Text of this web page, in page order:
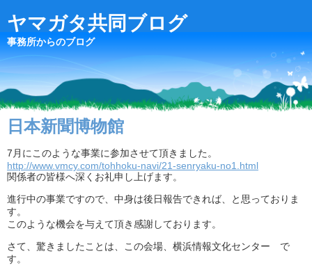
ヤマガタ共同ブログ
事務所からのブログ
日本新聞博物館
7月にこのような事業に参加させて頂きました。
http://www.vmcy.com/tohhoku-navi/21-senryaku-no1.html
関係者の皆様へ深くお礼申し上げます。
進行中の事業ですので、中身は後日報告できれば、と思っておりま
す。
このような機会を与えて頂き感謝しております。
さて、驚きましたことは、この会場、横浜情報文化センター で
す。